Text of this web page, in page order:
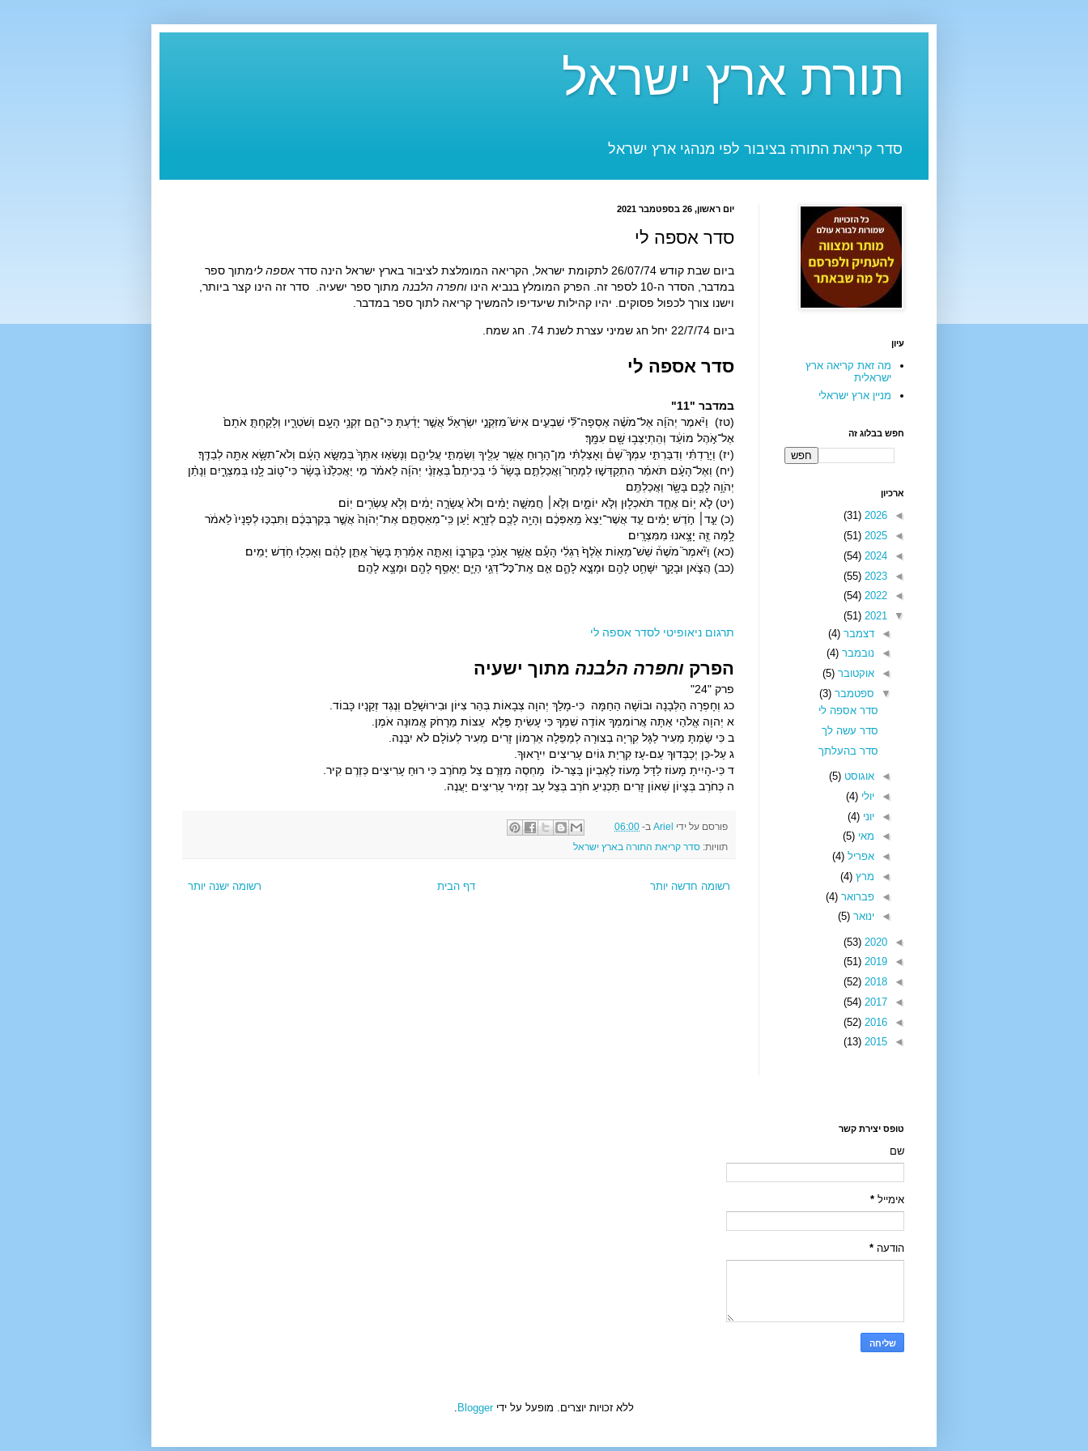
תורת ארץ ישראל
סדר קריאת התורה בציבור לפי מנהגי ארץ ישראל
יום ראשון, 26 בספטמבר 2021
סדר אספה לי
ביום שבת קודש 26/07/74 לתקומת ישראל, הקריאה המומלצת לציבור בארץ ישראל הינה סדר אספה לימתוך ספר
במדבר, הסדר ה-10 לספר זה. הפרק המומלץ בנביא הינו
וחפרה הלבנה מתוך ספר ישעיה. סדר זה הינו קצר ביותר,
וישנו צורך לכפול פסוקים. יהיו קהילות שיעדיפו להמשיך קריאה לתוך ספר במדבר.
ביום 22/7/74 יחל חג שמיני עצרת לשנת 74. חג שמח.
סדר אספה לי
במדבר "11"
(טז) וַיֹּ֨אמֶר יְהֹוָ֜ה אֶל־מֹשֶׁ֗ה אֶסְפָה־לִּ֞י שִׁבְעִ֣ים אִישׁ֮ מִזִּקְנֵ֣י יִשְׂרָאֵל֒ אֲשֶׁ֣ר יָדַ֔עְתָּ כִּי־הֵ֛ם זִקְנֵ֥י הָעָ֖ם וְשֹׁטְרָ֑יו וְלָקַחְתָּ֤ אֹתָם֙
אֶל־אֹ֣הֶל מוֹעֵ֔ד וְהִֽתְיַצְּב֥וּ שָׁ֖ם עִמָּֽךְ׃
(יז) וְיָרַדְתִּ֗י וְדִבַּרְתִּ֣י עִמְּךָ֮ שָׁם֒ וְאָצַלְתִּ֗י מִן־הָר֛וּחַ אֲשֶׁ֥ר עָלֶ֖יךָ וְשַׂמְתִּ֣י עֲלֵיהֶ֑ם וְנָשְׂא֤וּ אִתְּךָ֙ בְּמַשָּׂ֣א הָעָ֔ם וְלֹא־תִשָּׂ֥א אַתָּ֖ה לְבַדֶּֽךָ׃
(יח) וְאֶל־הָעָ֨ם תֹּאמַ֜ר הִתְקַדְּשׁ֣וּ לְמָחָר֮ וַאֲכַלְתֶּ֣ם בָּשָׂר֒ כִּ֡י בְּכִיתֶם֩ בְּאׇזְנֵ֨י יְהֹוָ֜ה לֵאמֹ֗ר מִ֤י יַאֲכִלֵ֙נוּ֙ בָּשָׂ֔ר כִּי־ט֥וֹב לָ֖נוּ בְּמִצְרָ֑יִם וְנָתַ֨ן
יְהֹוָ֥ה לָכֶ֛ם בָּשָׂ֖ר וַאֲכַלְתֶּֽם׃
(יט) לֹ֣א י֥וֹם אֶחָ֛ד תֹּאכְל֖וּן וְלֹ֣א יוֹמָ֑יִם וְלֹ֣א׀ חֲמִשָּׁ֣ה יָמִ֗ים וְלֹא֙ עֲשָׂרָ֣ה יָמִ֔ים וְלֹ֖א עֶשְׂרִ֥ים יֽוֹם׃
(כ) עַ֣ד׀ חֹ֣דֶשׁ יָמִ֗ים עַ֤ד אֲשֶׁר־יֵצֵא֙ מֵֽאַפְּכֶ֔ם וְהָיָ֥ה לָכֶ֖ם לְזָרָ֑א יַ֗עַן כִּֽי־מְאַסְתֶּ֤ם אֶת־יְהֹוָה֙ אֲשֶׁ֣ר בְּקִרְבְּכֶ֔ם וַתִּבְכּ֤וּ לְפָנָיו֙ לֵאמֹ֔ר
לָ֥מָּה זֶּ֖ה יָצָ֥אנוּ מִמִּצְרָֽיִם׃
(כא) וַיֹּ֘אמֶר֮ מֹשֶׁה֒ שֵׁשׁ־מֵא֥וֹת אֶ֙לֶף֙ רַגְלִ֔י הָעָ֕ם אֲשֶׁ֥ר אָנֹכִ֖י בְּקִרְבּ֑וֹ וְאַתָּ֣ה אָמַ֗רְתָּ בָּשָׂר֙ אֶתֵּ֣ן לָהֶ֔ם וְאָכְל֖וּ חֹ֥דֶשׁ יָמִֽים׃
(כב) הֲצֹ֧אן וּבָקָ֛ר יִשָּׁחֵ֥ט לָהֶ֖ם וּמָצָ֣א לָהֶ֑ם אִ֣ם אֶֽת־כׇּל־דְּגֵ֥י הַיָּ֛ם יֵאָסֵ֥ף לָהֶ֖ם וּמָצָ֥א לָהֶֽם׃
תרגום ניאופיטי לסדר אספה לי
הפרק וחפרה הלבנה מתוך ישעיה
פרק "24"
כג וְחָפְרָה הַלְּבָנָה וּבוֹשָׁה הַחַמָּה כִּי-מָלַךְ יְהוָה צְבָאוֹת בְּהַר צִיּוֹן וּבִירוּשָׁלִַם וְנֶגֶד זְקֵנָיו כָּבוֹד.
א יְהוָה אֱלֹהַי אַתָּה אֲרוֹמִמְךָ אוֹדֶה שִׁמְךָ כִּי עָשִׂיתָ פֶּלֶא עֵצוֹת מֵרָחֹק אֱמוּנָה אֹמֶן.
ב כִּי שַׂמְתָּ מֵעִיר לַגָּל קִרְיָה בְצוּרָה לְמַפֵּלָה אַרְמוֹן זָרִים מֵעִיר לְעוֹלָם לֹא יִבָּנֶה.
ג עַל-כֵּן יְכַבְּדוּךָ עַם-עָז קִרְיַת גּוֹיִם עָרִיצִים יִירָאוּךָ.
ד כִּי-הָיִיתָ מָעוֹז לַדָּל מָעוֹז לָאֶבְיוֹן בַּצַּר-לוֹ מַחְסֶה מִזֶּרֶם צֵל מֵחֹרֶב כִּי רוּחַ עָרִיצִים כְּזֶרֶם קִיר.
ה כְּחֹרֶב בְּצָיוֹן שְׁאוֹן זָרִים תַּכְנִיעַ חֹרֶב בְּצֵל עָב זְמִיר עָרִיצִים יַעֲנֶה.
פורסם על ידי Ariel ב- 06:00
תוויות: סדר קריאת התורה בארץ ישראל
רשומה חדשה יותר רשומה ישנה יותר דף הבית
עיון
מה זאת קריאה ארץ
ישראלית
מניין ארץ ישראלי
חפש בבלוג זה
ארכיון
◄
2026
(31)
◄
2025
(51)
◄
2024
(54)
◄
2023
(55)
◄
2022
(54)
▼
2021
(51)
◄ דצמבר (4)
◄ נובמבר (4)
◄ אוקטובר (5)
▼ ספטמבר (3)
סדר אספה לי
סדר עשה לך
סדר בהעלתך
◄ אוגוסט (5)
◄ יולי (4)
◄ יוני (4)
◄ מאי (5)
◄ אפריל (4)
◄ מרץ (4)
◄ פברואר (4)
◄ ינואר (5)
◄
2020
(53)
◄
2019
(51)
◄
2018
(52)
◄
2017
(54)
◄
2016
(52)
◄
2015
(13)
טופס יצירת קשר
שם
אימייל *
הודעה *
ללא זכויות יוצרים. מופעל על ידיBlogger